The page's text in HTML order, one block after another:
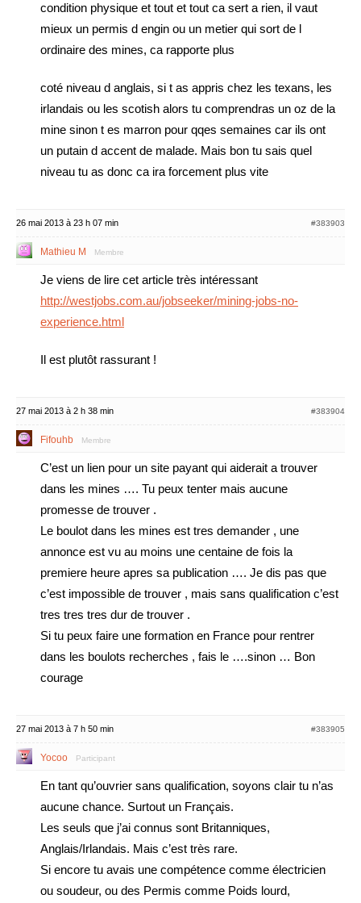
condition physique et tout et tout ca sert a rien, il vaut
mieux un permis d engin ou un metier qui sort de l
ordinaire des mines, ca rapporte plus
coté niveau d anglais, si t as appris chez les texans, les
irlandais ou les scotish alors tu comprendras un oz de la
mine sinon t es marron pour qqes semaines car ils ont
un putain d accent de malade. Mais bon tu sais quel
niveau tu as donc ca ira forcement plus vite
26 mai 2013 à 23 h 07 min #383903
Mathieu M Membre
Je viens de lire cet article très intéressant
http://westjobs.com.au/jobseeker/mining-jobs-no-
experience.html
Il est plutôt rassurant !
27 mai 2013 à 2 h 38 min #383904
Fifouhb Membre
C’est un lien pour un site payant qui aiderait a trouver
dans les mines …. Tu peux tenter mais aucune
promesse de trouver .
Le boulot dans les mines est tres demander , une
annonce est vu au moins une centaine de fois la
premiere heure apres sa publication …. Je dis pas que
c’est impossible de trouver , mais sans qualification c’est
tres tres tres dur de trouver .
Si tu peux faire une formation en France pour rentrer
dans les boulots recherches , fais le ….sinon … Bon
courage
27 mai 2013 à 7 h 50 min #383905
Yocoo Participant
En tant qu’ouvrier sans qualification, soyons clair tu n’as
aucune chance. Surtout un Français.
Les seuls que j’ai connus sont Britanniques,
Anglais/Irlandais. Mais c’est très rare.
Si encore tu avais une compétence comme électricien
ou soudeur, ou des Permis comme Poids lourd,